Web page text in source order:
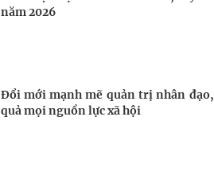
năm 2026
Đổi mới mạnh mẽ quản trị nhân
quả mọi nguồn lực xã hội